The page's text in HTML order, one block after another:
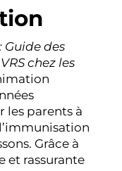
Guide des
chez les
les parents à
Grâce à
et rassurante